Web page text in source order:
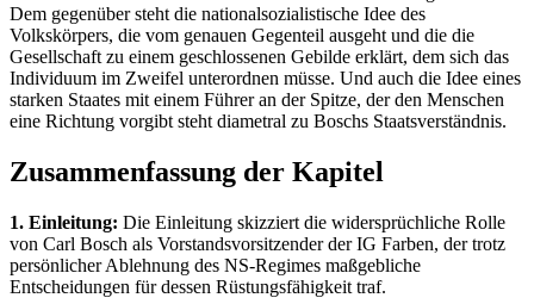
Dem gegenüber steht die nationalsozialistische Idee des
Volkskörpers, die vom genauen Gegenteil ausgeht und die die
Gesellschaft zu einem geschlossenen Gebilde erklärt, dem sich das
Individuum im Zweifel unterordnen müsse. Und auch die Idee eines
starken Staates mit einem Führer an der Spitze, der den Menschen
eine Richtung vorgibt steht diametral zu Boschs Staatsverständnis.
Zusammenfassung der Kapitel
1. Einleitung: Die Einleitung skizziert die widersprüchliche Rolle
von Carl Bosch als Vorstandsvorsitzender der IG Farben, der trotz
persönlicher Ablehnung des NS-Regimes maßgebliche
Entscheidungen für dessen Rüstungsfähigkeit traf.